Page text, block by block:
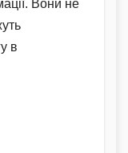
Вони не
в